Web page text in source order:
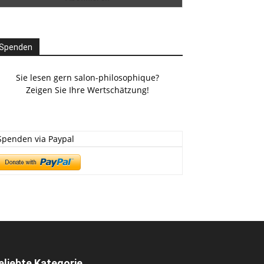
Sie lesen gern salon-philosophique?
Zeigen Sie Ihre Wertschätzung!
via Paypal